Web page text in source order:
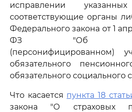
исправлении
соответствующие органы
Федерального закона от 1
ФЗ "Об
(персонифицированном)
обязательного
обязательного социального
Что касается пункта 18
закона "О страховых